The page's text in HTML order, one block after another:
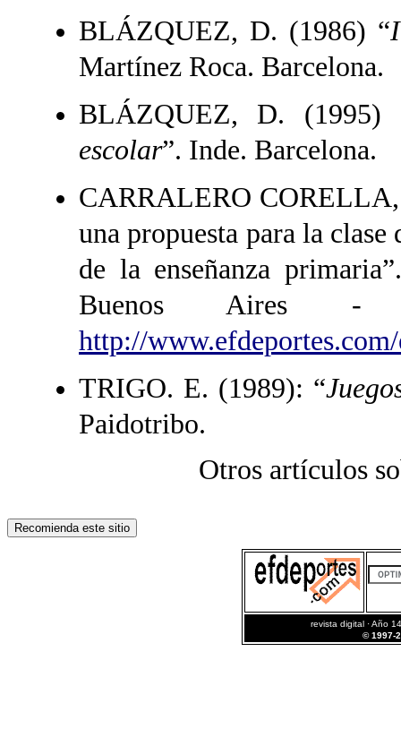
BLÁZQUEZ, D. (1986) “
Martínez Roca. Barcelona.
BLÁZQUEZ, D. (1995)
escolar”. Inde. Barcelona.
CARRALERO
una propuesta para la
de la enseñanza
Buenos
http://
TRIGO. E. (1989): “
Paidotribo.
Otros artículos
revista digital · Año
© 1997-